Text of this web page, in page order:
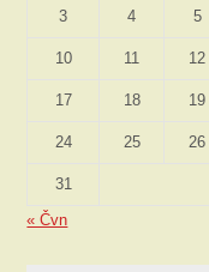
3 4 5
10 11 12
17 18 19
24 25 26
31
« Čvn